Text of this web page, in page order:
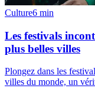
Culture6 min
Les festivals
plus belles villes
Plongez dans les
villes du monde, un